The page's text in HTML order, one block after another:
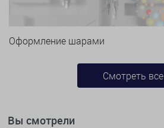
Оформление шарами
Смотреть все
Вы смотрели